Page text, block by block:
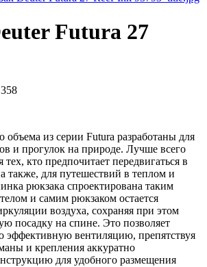
Futura 27
объема из серии Futura разработаны для
и прогулок на природе. Лучше всего
кто предпочитает передвигаться в
также, для путешествий в теплом и
рюкзака спроектирована таким
и самим рюкзаком остается
воздуха, сохраняя при этом
посадку на спине. Это позволяет
эффективную вентиляцию, препятствуя
и крепления аккуратно
для удобного размещения